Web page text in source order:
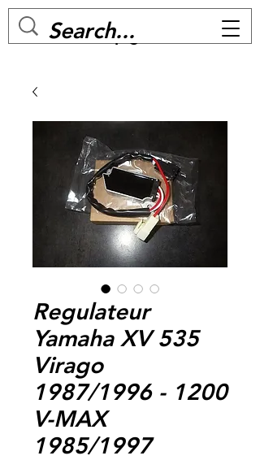
MC BIKE Perpignan
Regulateur
Yamaha XV 535
Virago
1987/1996 - 1200
V-MAX
1985/1997